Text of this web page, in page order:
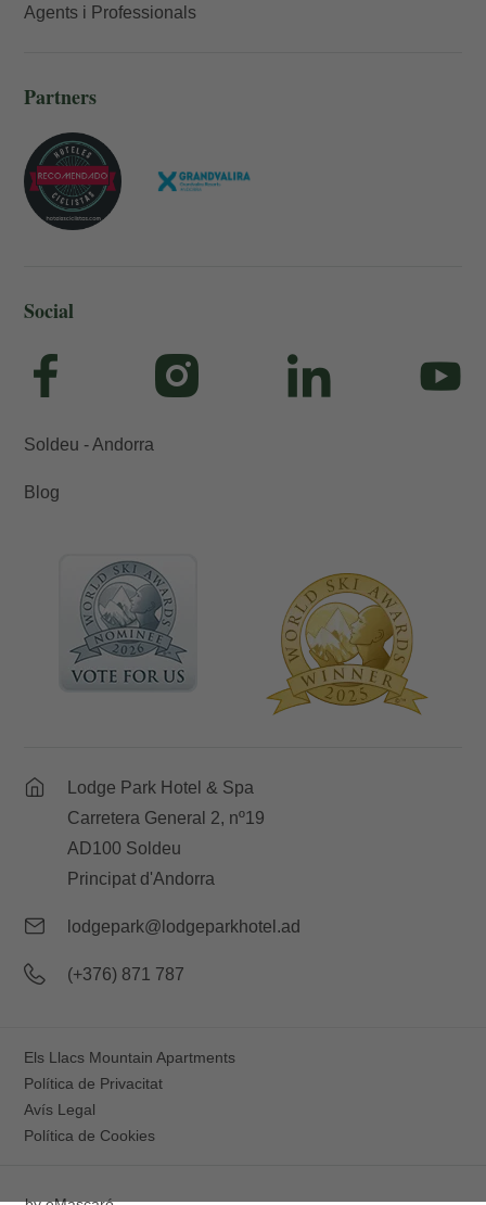
Agents i Professionals
Partners
Social
Soldeu - Andorra
Blog
Lodge Park Hotel & Spa
Carretera General 2, nº19
AD100 Soldeu
Principat d'Andorra
lodgepark@lodgeparkhotel.ad
(+376) 871 787
Els Llacs Mountain Apartments
Política de Privacitat
Avís Legal
Política de Cookies